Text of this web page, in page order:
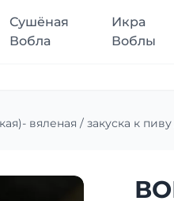
Сушёная
Вобла
Икра
Воблы
вяленая / закуска к